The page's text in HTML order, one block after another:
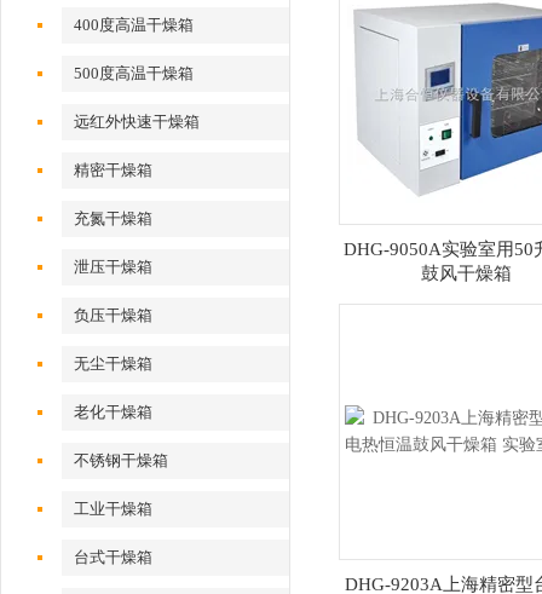
400度高温干燥箱
500度高温干燥箱
远红外快速干燥箱
精密干燥箱
充氮干燥箱
泄压干燥箱
负压干燥箱
无尘干燥箱
老化干燥箱
不锈钢干燥箱
工业干燥箱
台式干燥箱
DHG-9050A实验室用50
鼓风干燥箱
DHG-9203A上海精密型